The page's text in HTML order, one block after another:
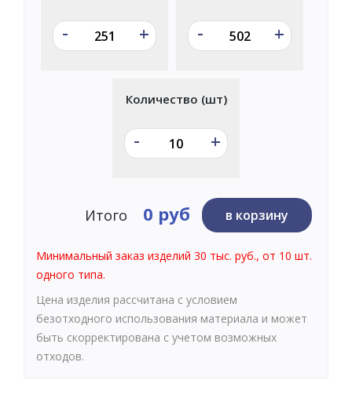
- + - +
Количество (шт)
- +
Итого 0 руб в корзину
Минимальный заказ изделий 30 тыс. руб., от 10 шт.
одного типа.
Цена изделия рассчитана с условием
безотходного использования материала и может
быть скорректирована с учетом возможных
отходов.